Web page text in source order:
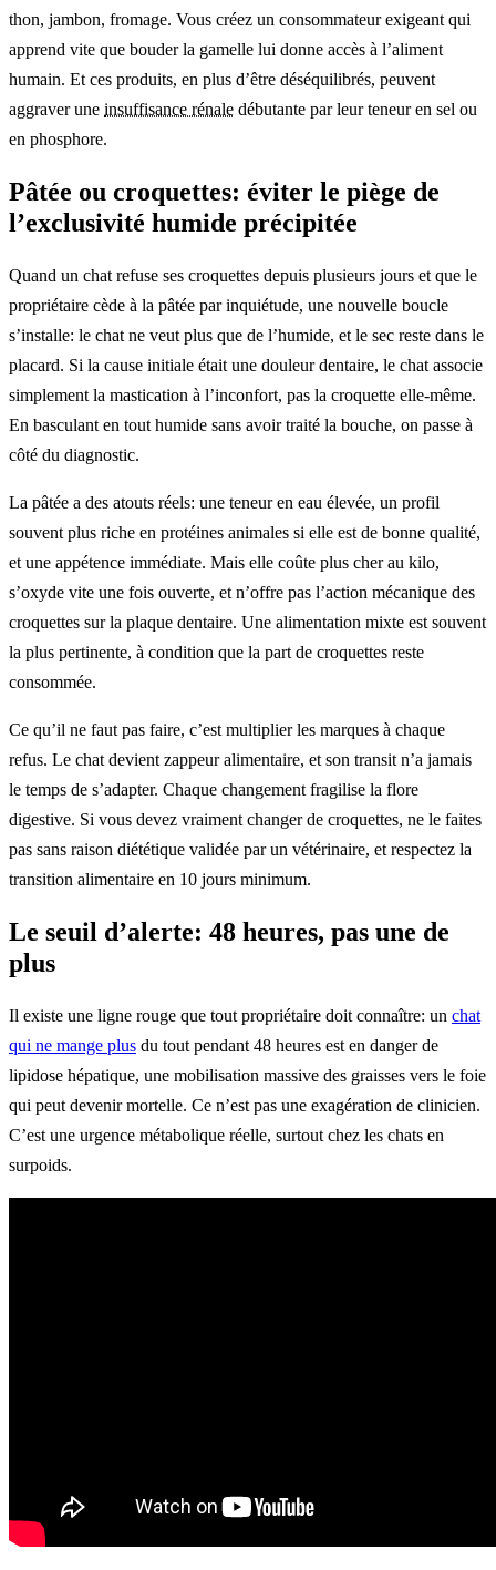
thon, jambon, fromage. Vous créez un consommateur exigeant qui
apprend vite que bouder la gamelle lui donne accès à l’aliment
humain. Et ces produits, en plus d’être déséquilibrés, peuvent
aggraver une insuffisance rénale débutante par leur teneur en sel ou
en phosphore.
Pâtée ou croquettes: éviter le piège de
l’exclusivité humide précipitée
Quand un chat refuse ses croquettes depuis plusieurs jours et que le
propriétaire cède à la pâtée par inquiétude, une nouvelle boucle
s’installe: le chat ne veut plus que de l’humide, et le sec reste dans le
placard. Si la cause initiale était une douleur dentaire, le chat associe
simplement la mastication à l’inconfort, pas la croquette elle-même.
En basculant en tout humide sans avoir traité la bouche, on passe à
côté du diagnostic.
La pâtée a des atouts réels: une teneur en eau élevée, un profil
souvent plus riche en protéines animales si elle est de bonne qualité,
et une appétence immédiate. Mais elle coûte plus cher au kilo,
s’oxyde vite une fois ouverte, et n’offre pas l’action mécanique des
croquettes sur la plaque dentaire. Une alimentation mixte est souvent
la plus pertinente, à condition que la part de croquettes reste
consommée.
Ce qu’il ne faut pas faire, c’est multiplier les marques à chaque
refus. Le chat devient zappeur alimentaire, et son transit n’a jamais
le temps de s’adapter. Chaque changement fragilise la flore
digestive. Si vous devez vraiment changer de croquettes, ne le faites
pas sans raison diététique validée par un vétérinaire, et respectez la
transition alimentaire en 10 jours minimum.
Le seuil d’alerte: 48 heures, pas une de
plus
Il existe une ligne rouge que tout propriétaire doit connaître: un chat
qui ne mange plus du tout pendant 48 heures est en danger de
lipidose hépatique, une mobilisation massive des graisses vers le foie
qui peut devenir mortelle. Ce n’est pas une exagération de clinicien.
C’est une urgence métabolique réelle, surtout chez les chats en
surpoids.